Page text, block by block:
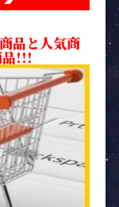
品と人気商
品!!!